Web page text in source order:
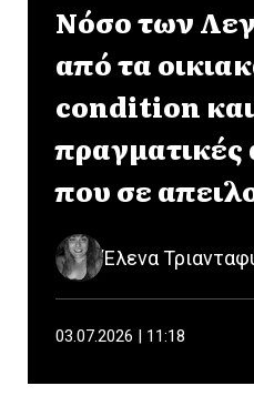
Νόσο των
από τα
condition και
πραγματικές
που σε
Έλενα
03.07.2026 | 11:18